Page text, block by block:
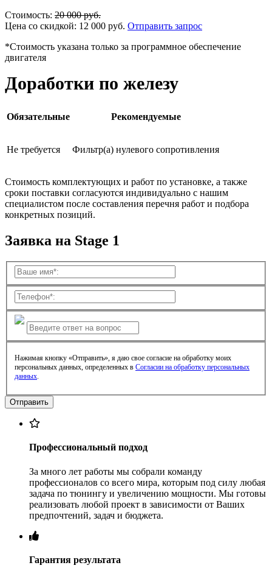
Стоимость: 20 000руб.
Цена со скидкой: 12 000 руб. Отправить запрос
*Стоимость указана только за программное обеспечение
двигателя
Доработки по железу
Обязательные Рекомендуемые
Не требуется Фильтр(а) нулевого сопротивления
Стоимость комплектующих и работ по установке, а также
сроки поставки согласуются индивидуально с нашим
специалистом после составления перечня работ и подбора
конкретных позиций.
Заявка на Stage 1
Нажимая кнопку «Отправить», я даю свое согласие на обработку моих
персональных данных, определенных в Согласии на обработку персональных
данных.
Профессиональный подход
За много лет работы мы собрали команду
профессионалов со всего мира, которым под силу любая
задача по тюнингу и увеличению мощности. Мы готовы
реализовать любой проект в зависимости от Ваших
предпочтений, задач и бюджета.
Гарантия результата